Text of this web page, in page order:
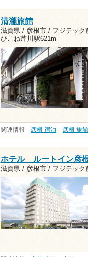
清瀧旅館
滋賀県 / 彦根市 / フジテック
ひこね芹川駅621m
関連情報 彦根 宿泊 彦根 旅館
ホテル ルートイン彦
滋賀県 / 彦根市 / フジテック